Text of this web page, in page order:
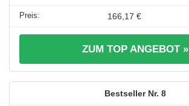
166,17 €
ZUM TOP ANGEBOT »
8